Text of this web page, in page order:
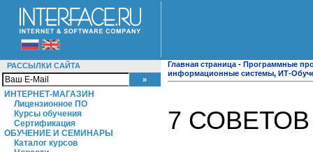
РАССЫЛКИ САЙТА
ИНТЕРНЕТ-МАГАЗИН
Лицензионное ПО
Курсы обучения
Сертификация
ОБУЧЕНИЕ И СЕМИНАРЫ
Каталог курсов
Главная страница - Программные
информационные системы, ИТ-
7